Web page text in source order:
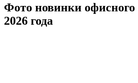
Фото новинки
2026 года